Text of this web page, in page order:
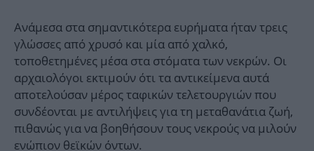
Ανάμεσα στα σημαντικότερα ευρήματα ήταν τρεις
γλώσσες από χρυσό και μία από χαλκό,
τοποθετημένες μέσα στα στόματα των νεκρών. Οι
αρχαιολόγοι εκτιμούν ότι τα αντικείμενα αυτά
αποτελούσαν μέρος ταφικών τελετουργιών που
συνδέονται με αντιλήψεις για τη μεταθανάτια ζωή,
πιθανώς για να βοηθήσουν τους νεκρούς να μιλούν
ενώπιον θεϊκών όντων.